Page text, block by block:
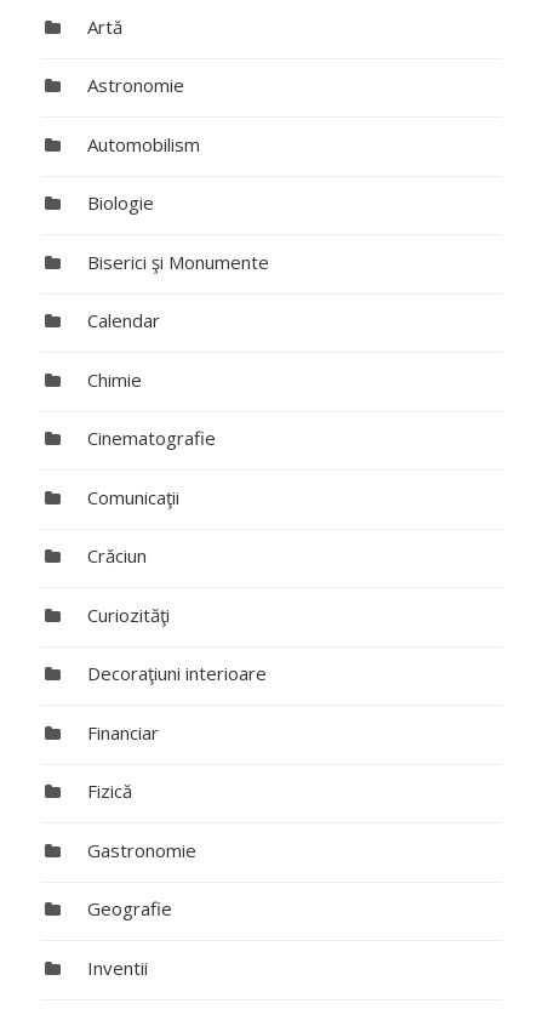
Artă
Astronomie
Automobilism
Biologie
Biserici şi Monumente
Calendar
Chimie
Cinematografie
Comunicaţii
Crăciun
Curiozităţi
Decoraţiuni interioare
Financiar
Fizică
Gastronomie
Geografie
Inventii